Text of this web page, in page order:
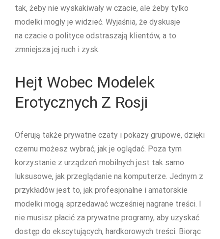
tak, żeby nie wyskakiwały w czacie, ale żeby tylko
modelki mogły je widzieć. Wyjaśnia, że dyskusje
na czacie o polityce odstraszają klientów, a to
zmniejsza jej ruch i zysk.
Hejt Wobec Modelek
Erotycznych Z Rosji
Oferują także prywatne czaty i pokazy grupowe, dzięki
czemu możesz wybrać, jak je oglądać. Poza tym
korzystanie z urządzeń mobilnych jest tak samo
luksusowe, jak przeglądanie na komputerze. Jednym z
przykładów jest to, jak profesjonalne i amatorskie
modelki mogą sprzedawać wcześniej nagrane treści. I
nie musisz płacić za prywatne programy, aby uzyskać
dostęp do ekscytujących, hardkorowych treści. Biorąc